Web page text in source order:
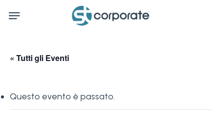
Menu
« Tutti gli Eventi
Questo evento è passato.